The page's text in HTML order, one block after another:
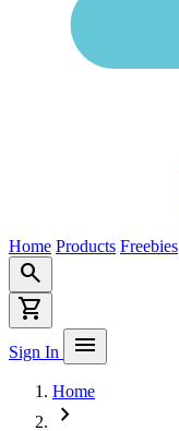
Home Products Freebies
search
shopping_cart
Sign In menu
Home
chevron_right